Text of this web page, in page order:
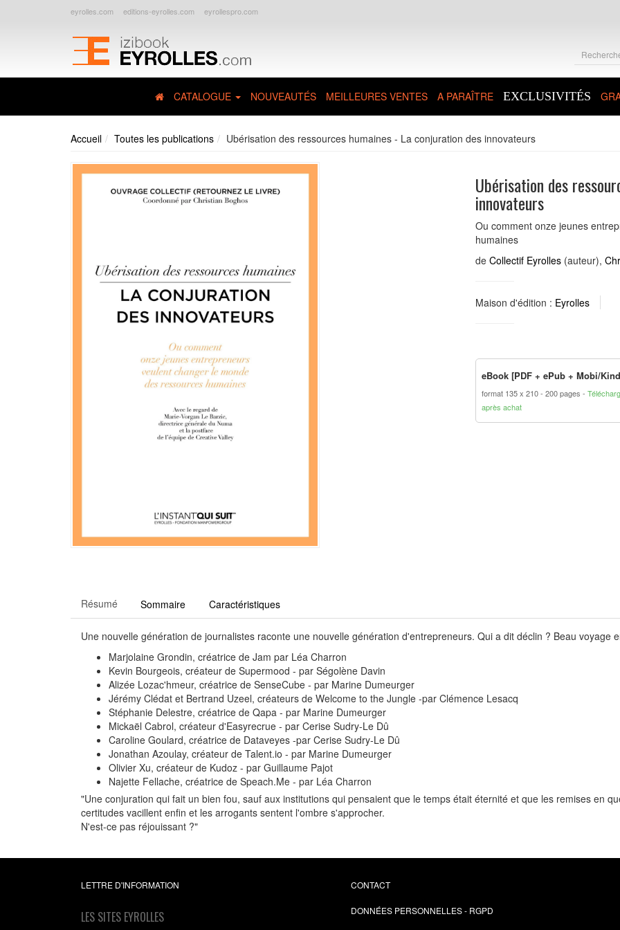
eyrolles.com editions-eyrolles.com eyrollespro.com
CATALOGUE NOUVEAUTÉS MEILLEURES VENTES A PARAÎTRE EXCLUSIVITÉS
Accueil Toutes les publications Ubérisation des ressources humaines - La conjuration des innovateurs
Ubérisation des
innovateurs
Ou comment onze jeunes
humaines
de Collectif Eyrolles (auteur),
Maison d'édition : Eyrolles
eBook [PDF + ePub + Mobi/
format 135 x 210 200 pages
après achat
Résumé Sommaire Caractéristiques
Une nouvelle génération de journalistes raconte une nouvelle génération d'entrepreneurs. Qui a dit déclin ? Beau voyage
Marjolaine Grondin, créatrice de Jam par Léa Charron
Kevin Bourgeois, créateur de Supermood - par Ségolène Davin
Alizée Lozac'hmeur, créatrice de SenseCube - par Marine Dumeurger
Jérémy Clédat et Bertrand Uzeel, créateurs de Welcome to the Jungle -par Clémence Lesacq
Stéphanie Delestre, créatrice de Qapa - par Marine Dumeurger
Mickaël Cabrol, créateur d'Easyrecrue - par Cerise Sudry-Le Dû
Caroline Goulard, créatrice de Dataveyes -par Cerise Sudry-Le Dû
Jonathan Azoulay, créateur de Talent.io - par Marine Dumeurger
Olivier Xu, créateur de Kudoz - par Guillaume Pajot
Najette Fellache, créatrice de Speach.Me - par Léa Charron
"Une conjuration qui fait un bien fou, sauf aux institutions qui pensaient que le temps était éternité et que les remises en
certitudes vacillent enfin et les arrogants sentent l'ombre s'approcher.
N'est-ce pas réjouissant ?"
LETTRE D'INFORMATION
LES SITES EYROLLES
CONTACT
DONNÉES PERSONNELLES - RGPD